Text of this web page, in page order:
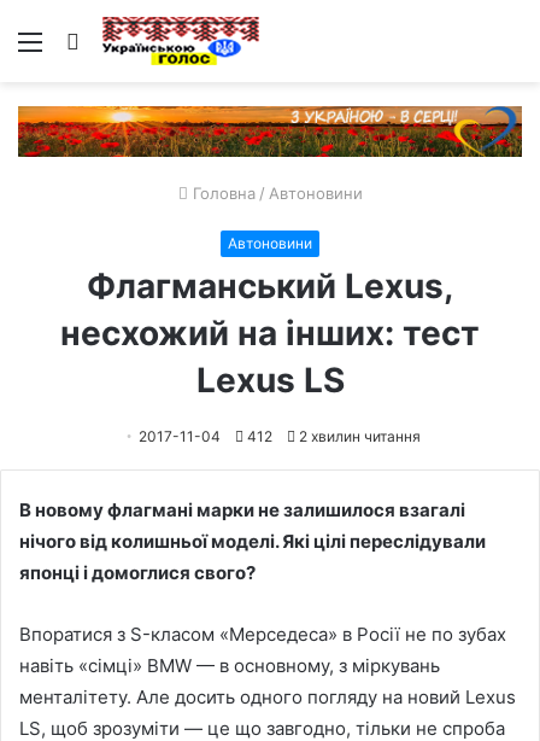
Меню Пошук
Головна / Автоновини
Автоновини
Флагманський Lexus,
несхожий на інших: тест
Lexus LS
2017-11-04 412 2 хвилин читання
В новому флагмані марки не залишилося взагалі
нічого від колишньої моделі. Які цілі переслідували
японці і домоглися свого?
Впоратися з S-класом «Мерседеса» в Росії не по зубах
навіть «сімці» BMW — в основному, з міркувань
менталітету. Але досить одного погляду на новий Lexus
LS, щоб зрозуміти — це що завгодно, тільки не спроба